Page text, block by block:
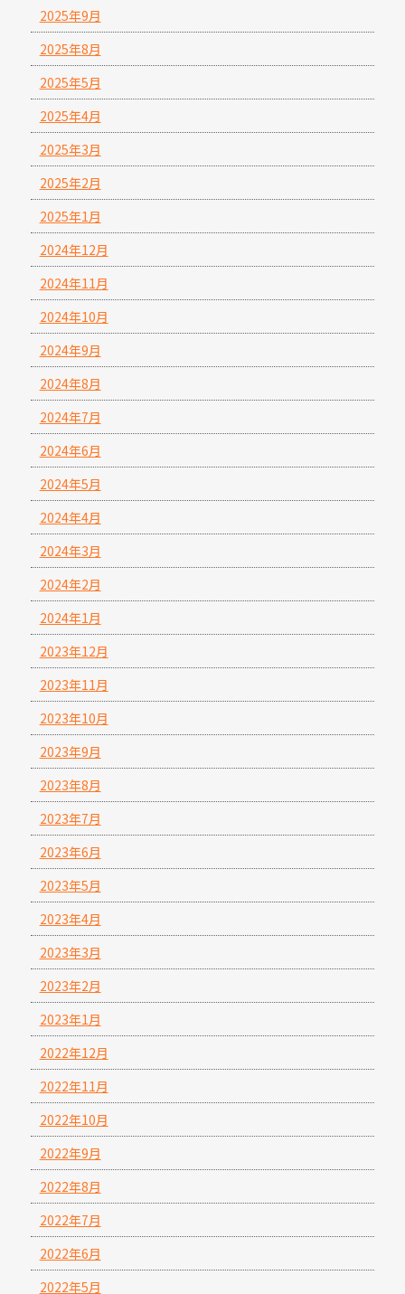
2025年9月
2025年8月
2025年5月
2025年4月
2025年3月
2025年2月
2025年1月
2024年12月
2024年11月
2024年10月
2024年9月
2024年8月
2024年7月
2024年6月
2024年5月
2024年4月
2024年3月
2024年2月
2024年1月
2023年12月
2023年11月
2023年10月
2023年9月
2023年8月
2023年7月
2023年6月
2023年5月
2023年4月
2023年3月
2023年2月
2023年1月
2022年12月
2022年11月
2022年10月
2022年9月
2022年8月
2022年7月
2022年6月
2022年5月